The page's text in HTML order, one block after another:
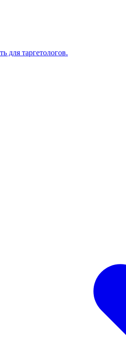
для таргетологов.